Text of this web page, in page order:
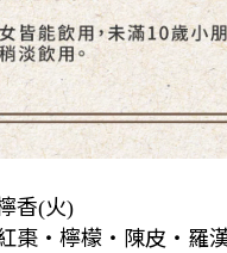
香(火)
棗‧檸檬‧陳皮‧羅